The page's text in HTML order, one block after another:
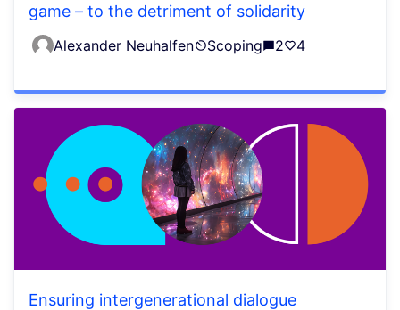
game – to the detriment of solidarity
Alexander Neuhalfen Scoping 2 4
Ensuring intergenerational dialogue